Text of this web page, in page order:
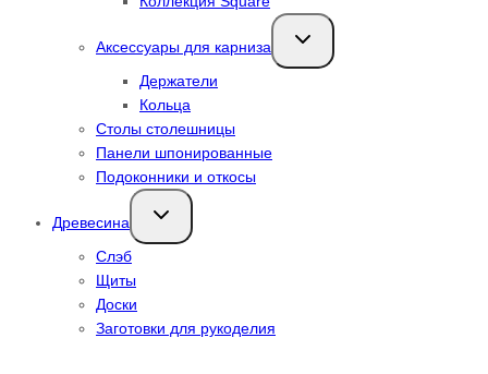
Аксессуары для карниза
Переключить
дочернее
Держатели
Кольца
Столы столешницы
Панели шпонированные
Подоконники и откосы
Древесина
Переключить
дочернее
Слэб
Щиты
Доски
Заготовки для рукоделия